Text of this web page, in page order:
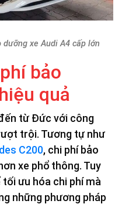
dưỡng xe Audi A4 cấp lớn
bảo
quả
từ Đức với công
trội. Tương tự như
C200, chi phí bảo
xe phổ thông. Tuy
ưu hóa chi phí mà
những phương pháp